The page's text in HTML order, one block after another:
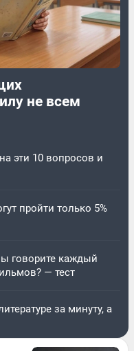
не всем
эти 10 вопросов и
пройти только 5%
говорите каждый
— тест
за минуту, а